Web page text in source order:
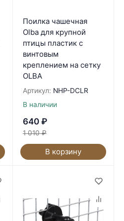
Поилка чашечная
Olba для крупной
птицы пластик с
винтовым
креплением на сетку
OLBA
Артикул: NHP-DCLR
В наличии
640 ₽
1 010 ₽
В корзину